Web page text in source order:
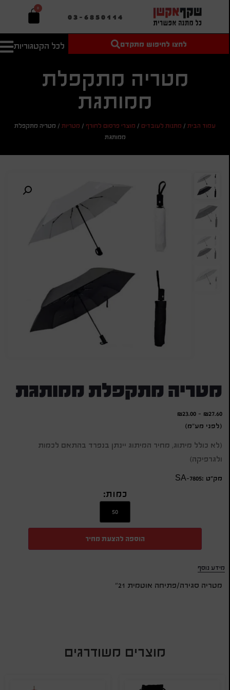
03-6850114
0
לכל הקטגוריות
טקסט חופשי
מחיר מיני'
אישית
לחצו לחיפוש מתקדם
מטריה מתקפלת
ממותגת
עמוד הבית/ מתנות לעובדים/ מוצרי פרסום לחורף/ מטריות/ מטריה מתקפלת
ממותגת
מטריה מתקפלת ממותגת
₪27.60
-
₪23.00
(לפני מע"מ)
(לא כולל מיתוג, מחיר המיתוג יינתן בנפרד בהתאם לכמות
ולגרפיקה)
מק״ט :SA-7805
כמות:
הוספה להצעת מחיר
מידע נוסף
מטריה סגירה/פתיחה אוטמית 21"
מוצרים משודרגים